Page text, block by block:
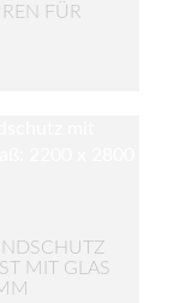
FÜR
MIT GLAS